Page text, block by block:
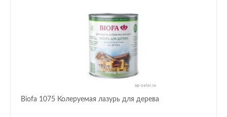
Biofa 1075 Колеруемая лазурь для дерева